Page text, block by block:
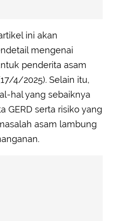
ini akan
mengenai
penderita asam
4/2025). Selain itu,
hal yang sebaiknya
GERD serta risiko yang
asam lambung